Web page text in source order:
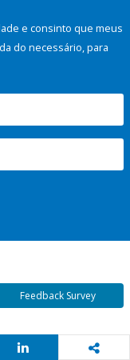
e consinto que meus
do necessário, para
Feedback Survey